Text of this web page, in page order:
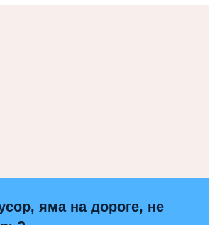
яма на дороге, не